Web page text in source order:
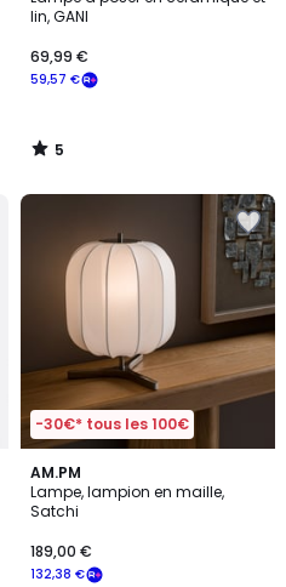
lin, GANI
59,57 €
69,99 €
5
5
/
-30€* tous les 100€
AM.PM
Lampe, lampion en maille,
Satchi
132,38 €
189,00 €
4,7
/ 5